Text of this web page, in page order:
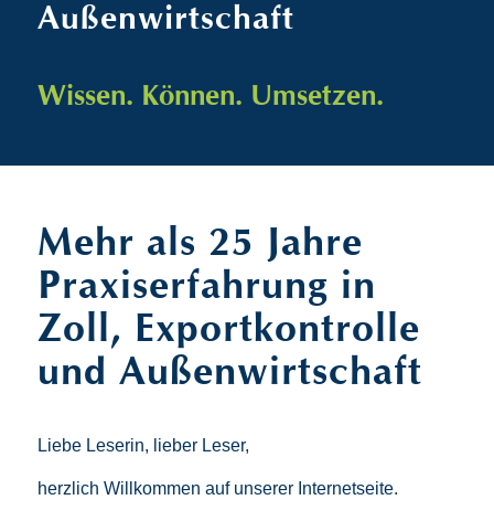
Außenwirtschaft
Wissen. Können. Umsetzen.
Mehr als 25 Jahre
Praxiserfahrung in
Zoll, Exportkontrolle
und Außenwirtschaft
Liebe Leserin, lieber Leser,
herzlich Willkommen auf unserer Internetseite.